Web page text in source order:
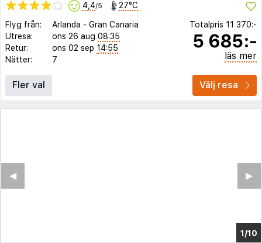
4,4/5 27°C
Flyg från: Arlanda - Gran Canaria
Utresa:
ons 26 aug 08:35
Retur:
ons 02 sep 14:55
Nätter:
7
Totalpris 11 370:-
5 685:-
läs mer
Fler val Välj resa
1/10
▶︎
◀︎